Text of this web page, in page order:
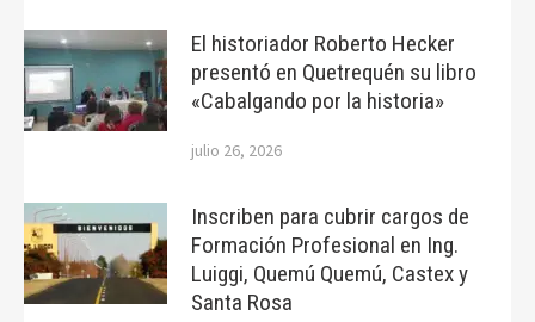
El historiador Roberto Hecker
presentó en Quetrequén su libro
«Cabalgando por la historia»
julio 26, 2026
Inscriben para cubrir cargos de
Formación Profesional en Ing.
Luiggi, Quemú Quemú, Castex y
Santa Rosa